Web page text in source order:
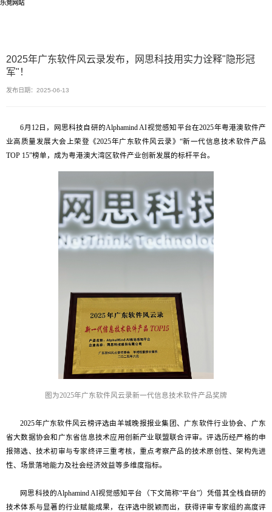
乐竞网站
2025年广东软件风云录发布，网思科技用实力诠释"隐形冠
军"！
发布日期：2025-06-13
6月12日，网思科技自研的Alphamind AI视觉感知平台在2025年粤港澳软件产
业高质量发展大会上荣登《2025年广东软件风云录》“新一代信息技术软件产品
TOP 15”榜单，成为粤港澳大湾区软件产业创新发展的标杆平台。
图为2025年广东软件风云录新一代信息技术软件产品奖牌
2025年广东软件风云榜评选由羊城晚报报业集团、广东软件行业协会、广东
省大数据协会和广东省信息技术应用创新产业联盟联合评审。评选历经严格的申
报筛选、技术初审与专家终评三重考核，重点考察产品的技术原创性、架构先进
性、场景落地能力及社会经济效益等多维度指标。
网思科技的Alphamind AI视觉感知平台（下文简称“平台”）凭借其全栈自研的
技术体系与显著的行业赋能成果，在评选中脱颖而出，获得评审专家组的高度评